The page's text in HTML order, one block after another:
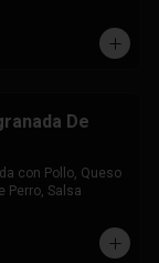
De
con Pollo, Queso
Perro, Salsa